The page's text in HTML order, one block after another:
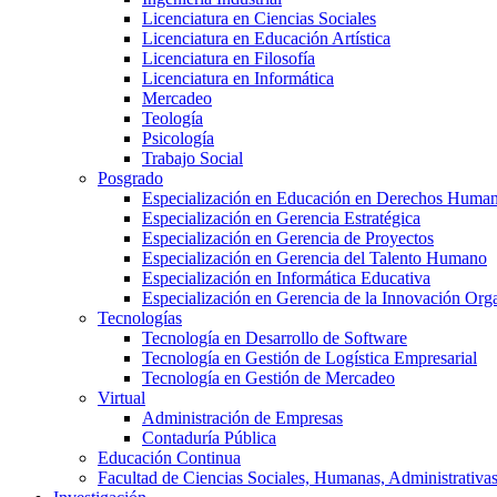
Licenciatura en Ciencias Sociales
Licenciatura en Educación Artística
Licenciatura en Filosofía
Licenciatura en Informática
Mercadeo
Teología
Psicología
Trabajo Social
Posgrado
Especialización en Educación en Derechos
Especialización en Gerencia Estratégica
Especialización en Gerencia de Proyectos
Especialización en Gerencia del Talento Humano
Especialización en Informática Educativa
Especialización en Gerencia de la Innovación
Tecnologías
Tecnología en Desarrollo de Software
Tecnología en Gestión de Logística Empresarial
Tecnología en Gestión de Mercadeo
Virtual
Administración de Empresas
Contaduría Pública
Educación Continua
Facultad de Ciencias Sociales, Humanas,